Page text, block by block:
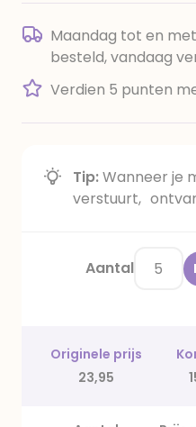
Maandag tot en
besteld, vandaag
Verdien 5 punten
Tip:Wanneer je
verstuurt,
Aantal
Originele prijs
23,95